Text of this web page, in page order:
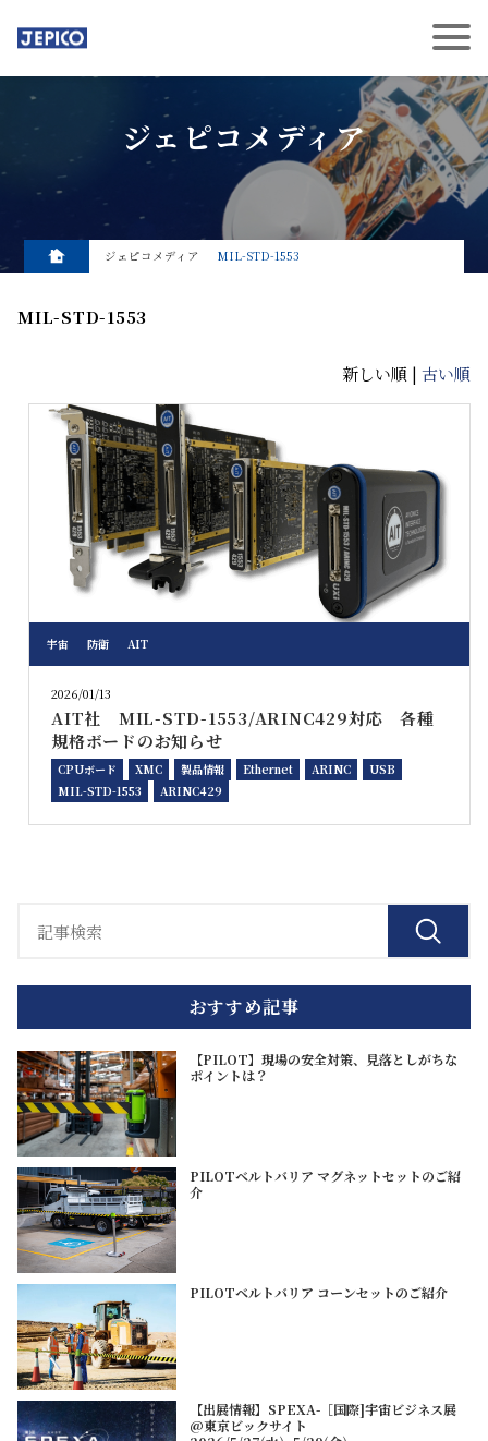
ジェピコメディア
ジェピコメディア MIL-STD-1553
MIL-STD-1553
新しい順 | 古い順
宇宙 防衛 AIT
2026/01/13
AIT社 MIL-STD-1553/ARINC429対応 各種
規格ボードのお知らせ
CPUボード XMC 製品情報 Ethernet ARINC
USB
MIL-STD-1553
ARINC429
おすすめ記事
【PILOT】現場の安全対策、見落としがちな
ポイントは？
PILOTベルトバリア マグネットセットのご紹
介
PILOTベルトバリア コーンセットのご紹介
【出展情報】SPEXA-［国際]宇宙ビジネス展
@東京ビックサイト